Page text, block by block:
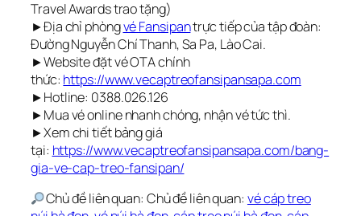
Travel Awards trao tặng)
►Địa chỉ phòngvé Fansipantrực tiếp của tập đoàn:
Đường Nguyễn Chí Thanh, Sa Pa, Lào Cai.
►Website đặt vé OTA chính
thức: https://www.vecaptreofansipansapa.com
►Hotline: 0388.026.126
►Mua vé online nhanh chóng, nhận vé tức thì.
►Xem chi tiết bảng giá
tại: https://www.vecaptreofansipansapa.com/bang-
gia-ve-cap-treo-fansipan/
Chủ đề liên quan: Chủ đề liên quan: vé cáp treo